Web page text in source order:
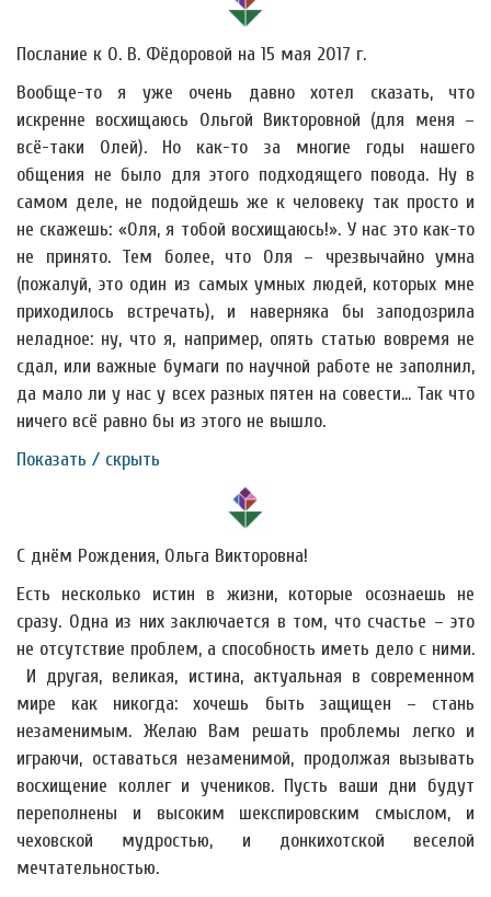
Послание к О. В. Фёдоровой на 15 мая 2017 г.
Вообще-то я уже очень давно хотел сказать, что
искренне восхищаюсь Ольгой Викторовной (для меня –
всё-таки Олей). Но как-то за многие годы нашего
общения не было для этого подходящего повода. Ну в
самом деле, не подойдешь же к человеку так просто и
не скажешь: «Оля, я тобой восхищаюсь!». У нас это как-то
не принято. Тем более, что Оля – чрезвычайно умна
(пожалуй, это один из самых умных людей, которых мне
приходилось встречать), и наверняка бы заподозрила
неладное: ну, что я, например, опять статью вовремя не
сдал, или важные бумаги по научной работе не заполнил,
да мало ли у нас у всех разных пятен на совести… Так что
ничего всё равно бы из этого не вышло.
Показать / скрыть
С днём Рождения, Ольга Викторовна!
Есть несколько истин в жизни, которые осознаешь не
сразу. Одна из них заключается в том, что счастье – это
не отсутствие проблем, а способность иметь дело с ними.
И другая, великая, истина, актуальная в современном
мире как никогда: хочешь быть защищен – стань
незаменимым. Желаю Вам решать проблемы легко и
играючи, оставаться незаменимой, продолжая вызывать
восхищение коллег и учеников. Пусть ваши дни будут
переполнены и высоким шекспировским смыслом, и
чеховской мудростью, и донкихотской веселой
мечтательностью.